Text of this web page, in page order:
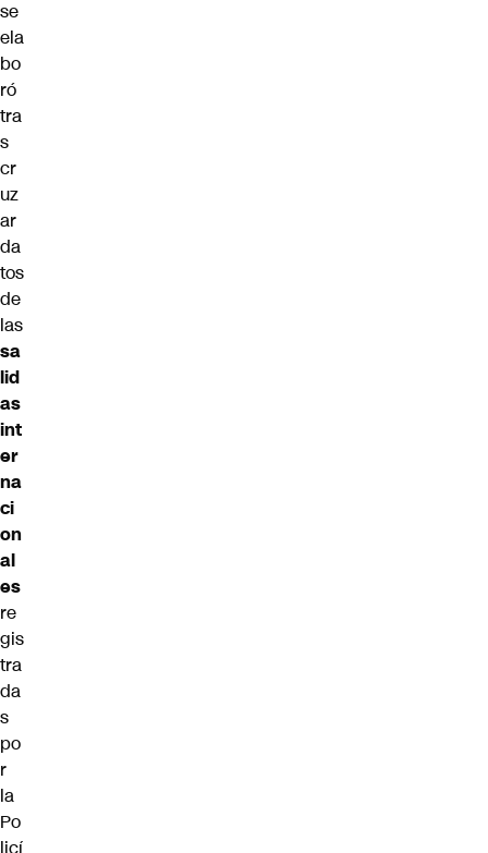
se
ela
bo
ró
tra
s
cr
uz
ar
da
tos
de
las
sa
lid
as
int
er
na
ci
on
al
es
re
gis
tra
da
s
po
r
la
Po
licí